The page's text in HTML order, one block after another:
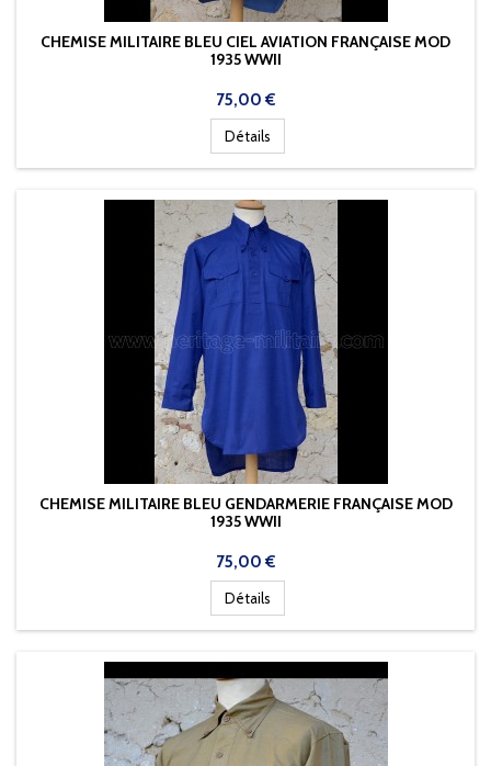
CHEMISE MILITAIRE BLEU CIEL AVIATION FRANÇAISE MOD
1935 WWII
Prix
75,00 €
Détails
CHEMISE MILITAIRE BLEU GENDARMERIE FRANÇAISE MOD
1935 WWII
Prix
75,00 €
Détails